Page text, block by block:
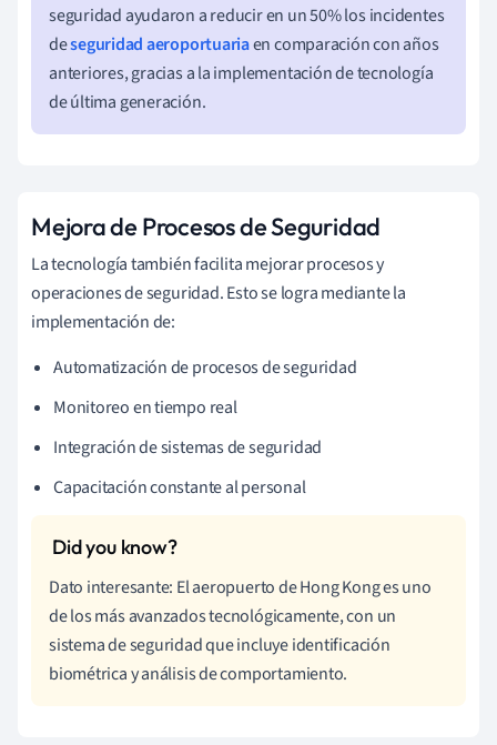
seguridad ayudaron a reducir en un 50% los incidentes
deseguridad aeroportuariaen comparación con años
anteriores, gracias a la implementación de tecnología
de última generación.
Mejora de Procesos de Seguridad
La tecnología también facilita mejorar procesos y
operaciones de seguridad. Esto se logra mediante la
implementación de:
Automatización de procesos de seguridad
Monitoreo en tiempo real
Integración de sistemas de seguridad
Capacitación constante al personal
Dato interesante: El aeropuerto de Hong Kong es uno
de los más avanzados tecnológicamente, con un
sistema de seguridad que incluye identificación
biométrica y análisis de comportamiento.